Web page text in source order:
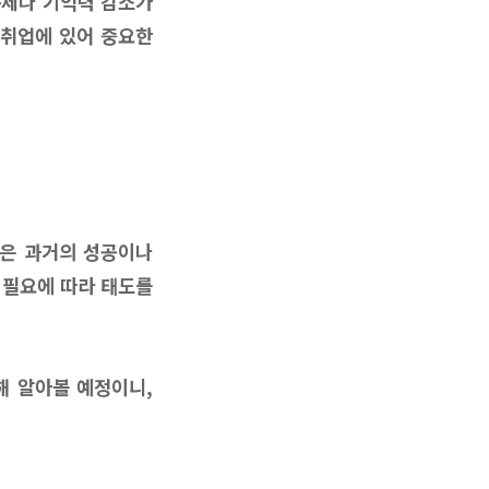
업에 있어 중요한
과거의 성공이나
요에 따라 태도를
알아볼 예정이니,